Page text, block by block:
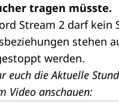
tragen müsste.
Stream 2 darf
stehen
werden.
euch dieAktuelle
Video anschauen: